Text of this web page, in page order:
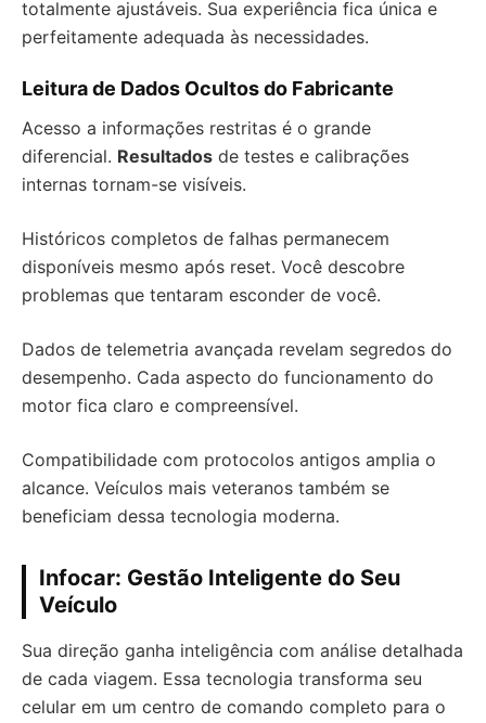
totalmente ajustáveis. Sua experiência fica única e
perfeitamente adequada às necessidades.
Leitura de Dados Ocultos do Fabricante
Acesso a informações restritas é o grande
diferencial. Resultados de testes e calibrações
internas tornam-se visíveis.
Históricos completos de falhas permanecem
disponíveis mesmo após reset. Você descobre
problemas que tentaram esconder de você.
Dados de telemetria avançada revelam segredos do
desempenho. Cada aspecto do funcionamento do
motor fica claro e compreensível.
Compatibilidade com protocolos antigos amplia o
alcance. Veículos mais veteranos também se
beneficiam dessa tecnologia moderna.
Infocar: Gestão Inteligente do Seu
Veículo
Sua direção ganha inteligência com análise detalhada
de cada viagem. Essa tecnologia transforma seu
celular em um centro de comando completo para o